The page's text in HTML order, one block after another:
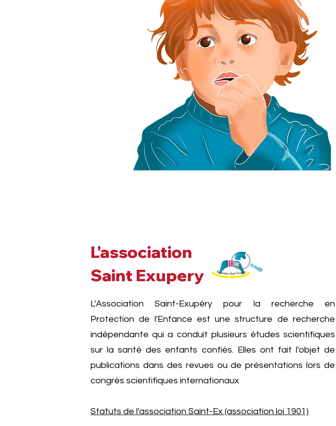
L'association
Saint Exupery
L'Association Saint-Exupéry pour la recherche en
Protection de l'Enfance est une structure de recherche
indépendante qui a conduit plusieurs études scientifiques
sur la santé des enfants confiés. Elles ont fait l'objet de
publications dans des revues ou de présentations lors de
congrès scientifiques internationaux
Statuts de l'association Saint-Ex (association loi 1901)